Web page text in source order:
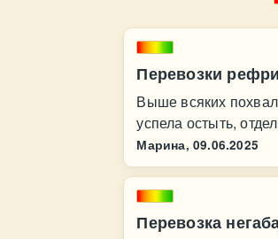
Перевозки
Выше всяких
успела остыть,
Марина, 09.06.2025
Перевозка